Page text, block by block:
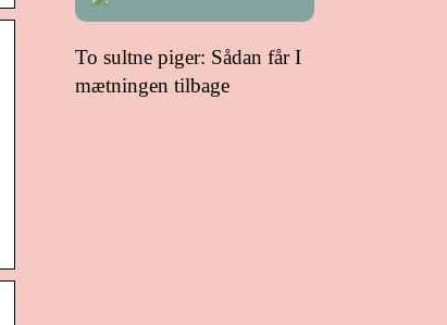
To sultne piger: Sådan får I
mætningen tilbage